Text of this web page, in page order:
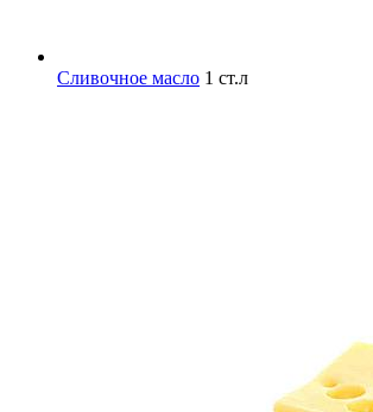
Сливочное масло 1 ст.л